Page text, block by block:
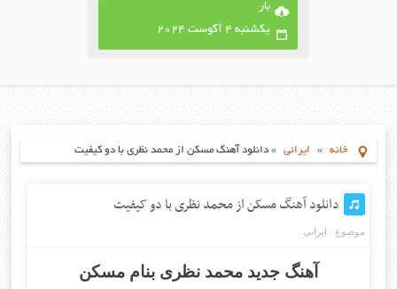
بار
یکشنبه 4 آگوست 2024
خانه » ایرانی »دانلود آهنگ مسکن از محمد نظری با دو کیفیت
دانلود آهنگ مسکن از محمد نظری با دو کیفیت
موضوع : ایرانی
آهنگ جدید محمد نظری بنام مسکن